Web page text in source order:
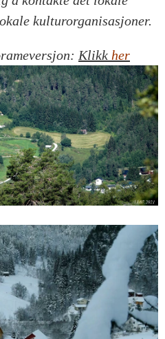
kulturorganisasjoner.
Klikk her